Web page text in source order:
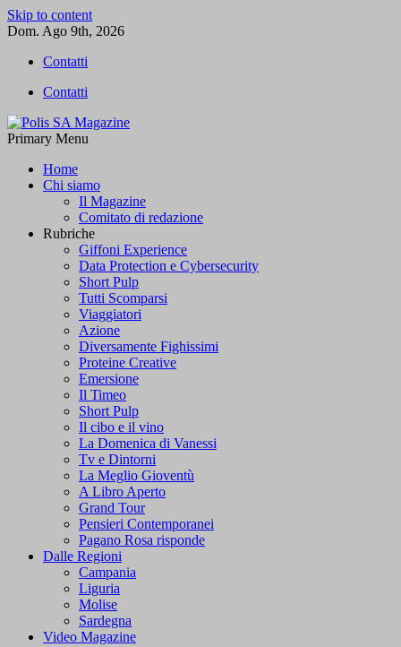
Skip to content
Dom. Ago 9th, 2026
Contatti
Contatti
Primary Menu
Home
Chi siamo
Il Magazine
Comitato di redazione
Rubriche
Giffoni Experience
Data Protection e Cybersecurity
Short Pulp
Tutti Scomparsi
Viaggiatori
Azione
Diversamente Fighissimi
Proteine Creative
Emersione
Il Timeo
Short Pulp
Il cibo e il vino
La Domenica di Vanessi
Tv e Dintorni
La Meglio Gioventù
A Libro Aperto
Grand Tour
Pensieri Contemporanei
Pagano Rosa risponde
Dalle Regioni
Campania
Liguria
Molise
Sardegna
Video Magazine